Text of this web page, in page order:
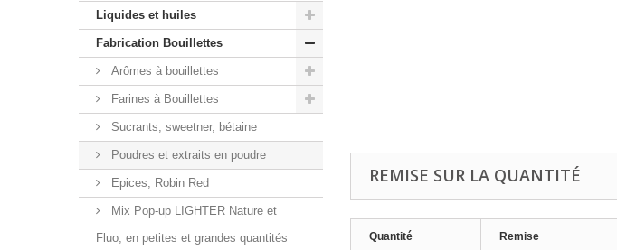
Liquides et huiles
Fabrication Bouillettes
Arômes à bouillettes
Farines à Bouillettes
Sucrants, sweetner, bétaine
Poudres et extraits en poudre
Epices, Robin Red
Mix Pop-up LIGHTER Nature et
Fluo, en petites et grandes quantités
REMISE SUR LA QUANTITÉ
Quantité Remise